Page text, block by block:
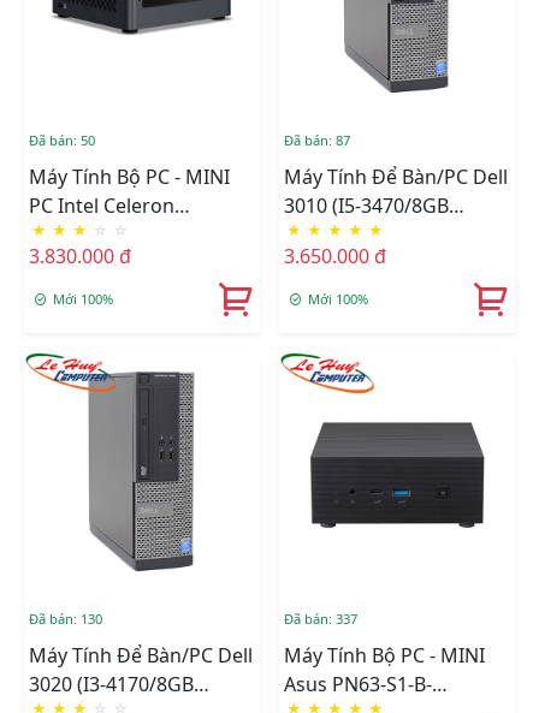
Đã bán: 50
Máy Tính Bộ PC - MINI
PC Intel Celeron
J4005/Intel UHD
Graphics 600/Ram
Option/Ổ Cứng Option
★ ★ ★ ☆ ☆
3.830.000 đ
Mới 100%
Đã bán: 87
Máy Tính Để Bàn/PC Dell
3010 (i5-3470/8GB
RAM/128GB SSD)
★ ★ ★ ★ ★
3.650.000 đ
Mới 100%
Đã bán: 130
Máy Tính Để Bàn/PC Dell
3020 (i3-4170/8GB
★ ★ ★ ☆ ☆
Đã bán: 337
Máy Tính Bộ PC - MINI
Asus PN63-S1-B-
★ ★ ★ ★ ★